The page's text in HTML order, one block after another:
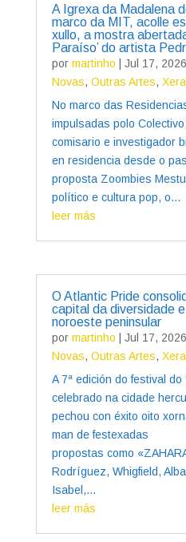
A Igrexa da Madalena
marco da MIT, acolle
xullo, a mostra
Paraíso’ do artista
por martinho Jul 17, 2026
Novas, Outras Artes, Xeral
No marco das
impulsadas polo
comisario e investigador
en residencia desde o
proposta Zoombies
político e cultura pop, o...
leer más
O Atlantic Pride
capital da diversidade
noroeste peninsular
por martinho Jul 17, 2026
Novas, Outras Artes, Xeral
A 7ª edición do festival do
celebrado na cidade
pechou con éxito oito
man de festexadas
propostas como
Rodríguez, Whigfield,
Isabel,...
leer más